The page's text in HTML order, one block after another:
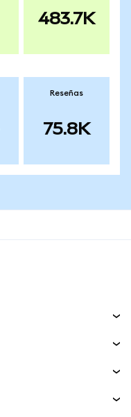
483.7K
Reseñas
75.8K